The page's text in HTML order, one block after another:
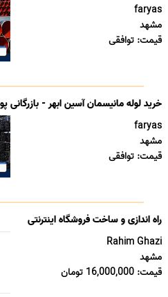
faryas
مشهد
قیمت: توافقی
خرید لوله مانیسمان آسین ابهر - بازرگانی
faryas
مشهد
قیمت: توافقی
راه اندازی و ساخت فروشگاه اینترنتی
Rahim Ghazi
مشهد
قیمت: 16,000,000 تومان